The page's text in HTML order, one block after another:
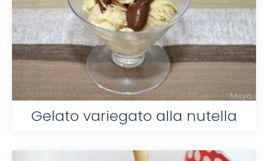
Gelato variegato alla nutella